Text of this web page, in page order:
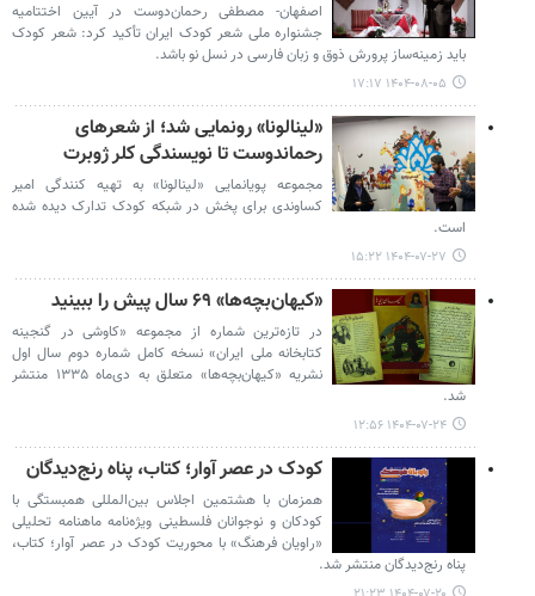
اصفهان- مصطفی رحمان‌دوست در آیین اختتامیه
جشنواره ملی شعر کودک ایران تأکید کرد: شعر کودک
باید زمینه‌ساز پرورش ذوق و زبان فارسی در نسل نو باشد.
۱۴۰۴-۰۸-۰۵ ۱۷:۱۷
«لینالونا» رونمایی شد؛ از شعرهای
رحماندوست تا نویسندگی کلر ژوبرت
مجموعه پویانمایی «لینالونا» به تهیه کنندگی امیر
کساوندی برای پخش در شبکه کودک تدارک دیده شده
است.
۱۴۰۴-۰۷-۲۷ ۱۵:۲۲
«کیهان‌بچه‌ها» ۶۹ سال پیش را ببینید
در تازه‌ترین شماره از مجموعه‌ «کاوشی در گنجینه
کتابخانه ملی ایران» نسخه‌ کامل شماره دوم سال اول
نشریه‌ «کیهان‌بچه‌ها» متعلق به دی‌ماه ۱۳۳۵ منتشر
شد.
۱۴۰۴-۰۷-۲۴ ۱۲:۵۶
کودک در عصر آوار؛ کتاب، پناه رنج‌دیدگان
همزمان با هشتمین اجلاس بین‌المللی همبستگی با
کودکان و نوجوانان فلسطینی ویژه‌نامه‌ ماهنامه تحلیلی
«راویان فرهنگ» با محوریت کودک در عصر آوار؛ کتاب،
پناه رنج‌دیدگان منتشر شد.